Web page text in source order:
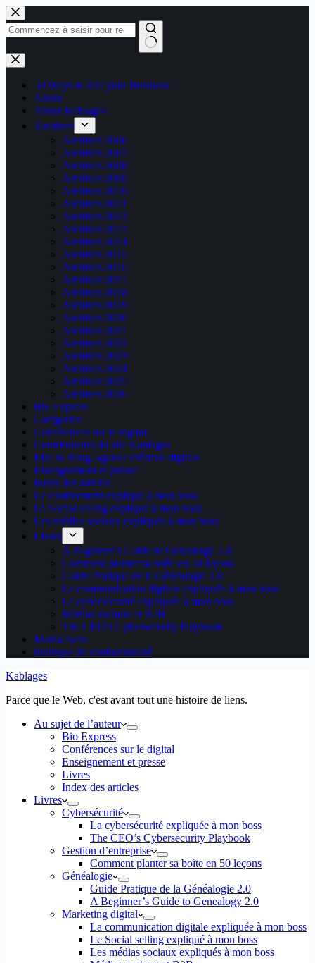
Passer
au
contenu
Aucun
résultat
50 Ways to Kill your Business
About
About Kablages
Archives
Archives 2006
Archives 2007
Archives 2008
Archives 2009
Archives 2010
Archives 2011
Archives 2012
Archives 2013
Archives 2014
Archives 2015
Archives 2016
Archives 2017
Archives 2018
Archives 2019
Archives 2020
Archives 2021
Archives 2022
Archives 2023
Archives 2024
Archives 2025
Archives 2026
Bio Express
Catégories
Conférences sur le digital
Contributeurs du site Kablages
Else & Bang, agence créative digitale
Enseignement et presse
Index des articles
Le confinement expliqué à mon boss
Le Social selling expliqué à mon boss
Les médias sociaux expliqués à mon boss
Livres
A Beginner’s Guide to Genealogy 2.0
Comment planter sa boîte en 50 leçons
Guide Pratique de la Généalogie 2.0
La communication digitale expliquée à mon boss
La cybersécurité expliquée à mon boss
Médias sociaux et B2B
The CEO’s Cybersecurity Playbook
Media Aces
Politique de confidentialité
Kablages
Parce que le Web, c'est avant tout une histoire de liens.
Au sujet de l’auteur
Bio Express
Conférences sur le digital
Enseignement et presse
Livres
Index des articles
Livres
Cybersécurité
La cybersécurité expliquée à mon boss
The CEO’s Cybersecurity Playbook
Gestion d’entreprise
Comment planter sa boîte en 50 leçons
Généalogie
Guide Pratique de la Généalogie 2.0
A Beginner’s Guide to Genealogy 2.0
Marketing digital
La communication digitale expliquée à mon boss
Le Social selling expliqué à mon boss
Les médias sociaux expliqués à mon boss